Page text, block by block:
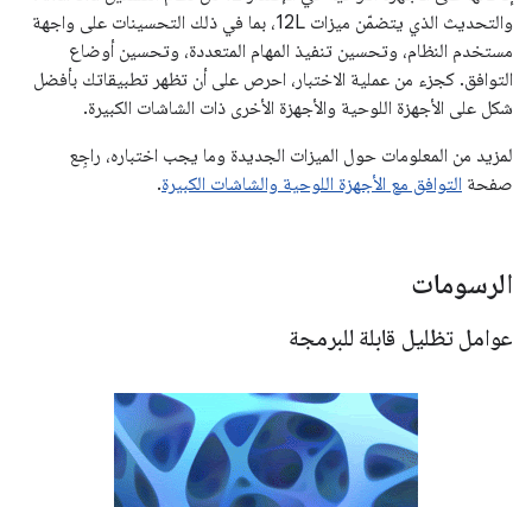
والتحديث الذي يتضمّن ميزات 12L، بما في ذلك التحسينات على واجهة
مستخدم النظام، وتحسين تنفيذ المهام المتعددة، وتحسين أوضاع
التوافق. كجزء من عملية الاختبار، احرص على أن تظهر تطبيقاتك بأفضل
شكل على الأجهزة اللوحية والأجهزة الأخرى ذات الشاشات الكبيرة.
لمزيد من المعلومات حول الميزات الجديدة وما يجب اختباره، راجِع
صفحة التوافق مع الأجهزة اللوحية والشاشات الكبيرة.
الرسومات
عوامل تظليل قابلة للبرمجة